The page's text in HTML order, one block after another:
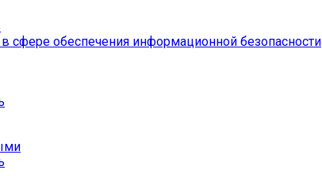
обеспечения информационной безопасности